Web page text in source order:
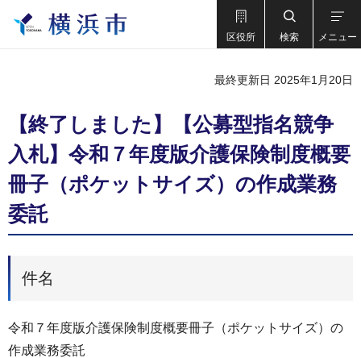
区役所 検索 メニュー
最終更新日 2025年1月20日
【終了しました】【公募型指名競争
入札】令和７年度版介護保険制度概要
冊子（ポケットサイズ）の作成業務
委託
件名
令和７年度版介護保険制度概要冊子（ポケットサイズ）の
作成業務委託